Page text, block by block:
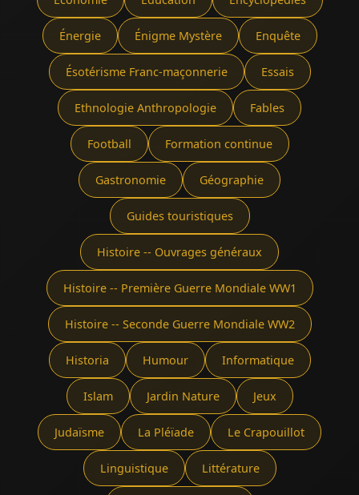
Énergie Énigme Mystère Enquête
Ésotérisme Franc-maçonnerie Essais
Ethnologie Anthropologie Fables
Football Formation continue
Gastronomie Géographie
Guides touristiques
Histoire -- Ouvrages généraux
Histoire -- Première Guerre Mondiale WW1
Histoire -- Seconde Guerre Mondiale WW2
Historia Humour Informatique
Islam Jardin Nature Jeux
Judaïsme La Pléïade Le Crapouillot
Linguistique Littérature